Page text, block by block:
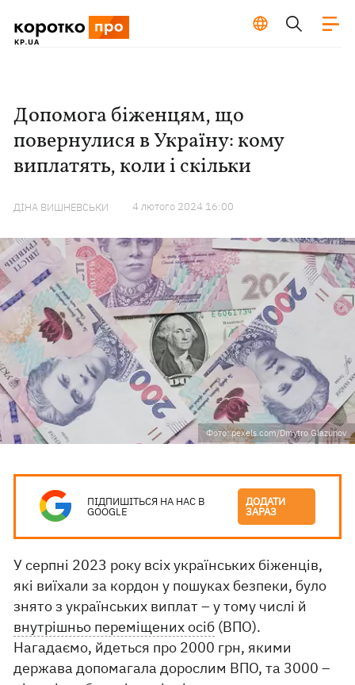
Допомога біженцям, що
повернулися в Україну: кому
виплатять, коли і скільки
ДІНА ВИШНЕВСЬКИ 4 лютого 2024 16:00
Фото: pexels.com/Dmytro Glazunov
ПІДПИШІТЬСЯ НА НАС В
GOOGLE
ДОДАТИ
ЗАРАЗ
У серпні 2023 року всіх українських біженців,
які виїхали за кордон у пошуках безпеки, було
знято з українських виплат – у тому числі й
внутрішньо переміщених осіб (ВПО).
Нагадаємо, йдеться про 2000 грн, якими
держава допомагала дорослим ВПО, та 3000 –